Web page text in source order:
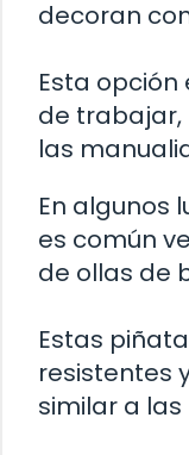
decoran
Esta
de trabajar,
las
En algunos
es común
de ollas de
Estas
resistentes
similar a